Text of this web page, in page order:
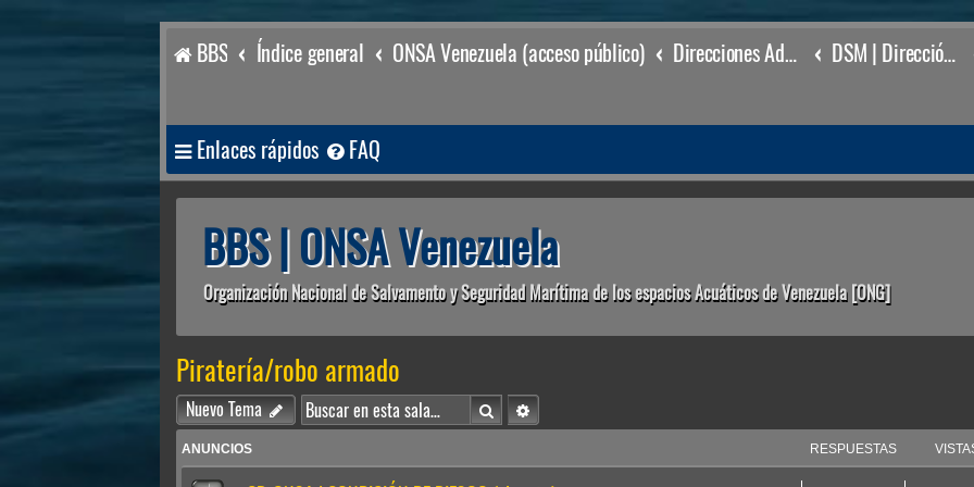
BBS Índice general ONSA Venezuela (acceso público) Direcciones Administrativas DSM | Dirección de Seguridad Marítima
Enlaces rápidos FAQ
BBS | ONSA Venezuela
Organización Nacional de Salvamento y Seguridad Marítima de los espacios Acuáticos de Venezuela [ONG]
Piratería/robo armado
Nuevo Tema BuscarBúsqueda avanzada
ANUNCIOS RESPUESTAS